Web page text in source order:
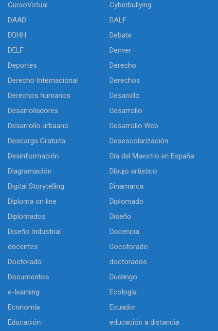
CursoVirtual
Cyberbullying
DAAD
DALF
DDHH
Debate
DELF
Denver
Deportes
Derecho
Derecho Internacional
Derechos
Derechos humanos
Desarollo
Desarrolladores
Desarrollo
Desarrollo urbaano
Desarrollo Web
Descarga Gratuita
Desescolarización
Desinformación
Día del Maestro en España
Diagramación
Dibujo artìstico
Digital Storytelling
Dinamarca
Diploma on line
Diplomado
Diplomados
Diseño
Diseño Industrial
Docencia
docentes
Docotorado
Doctorado
doctorados
Documentos
Duolingo
e-learning.
Ecología
Economía
Ecuador
Educación
educación a distancia